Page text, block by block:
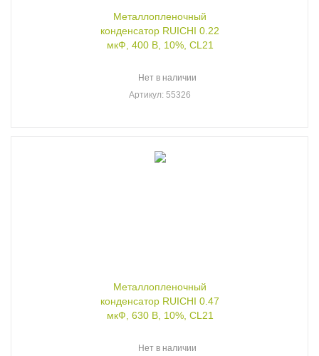
Металлопленочный
конденсатор RUICHI 0.22
мкФ, 400 В, 10%, CL21
Нет в наличии
Артикул: 55326
Металлопленочный
конденсатор RUICHI 0.47
мкФ, 630 В, 10%, CL21
Нет в наличии